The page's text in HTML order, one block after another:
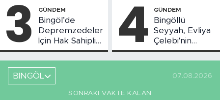
3 GÜNDEM
Bingöl’de
Depremzedeler
İçin Hak Sahipliği
Askı Süreci
Başladı
4 GÜNDEM
Bingöllü
Seyyah, Evliya
Çelebi'nin
Bahsettiği
Bingöl'deki O
BİNGÖL 07.08.2026
SONRAKI VAKTE KALAN